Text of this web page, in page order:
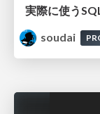
soudai